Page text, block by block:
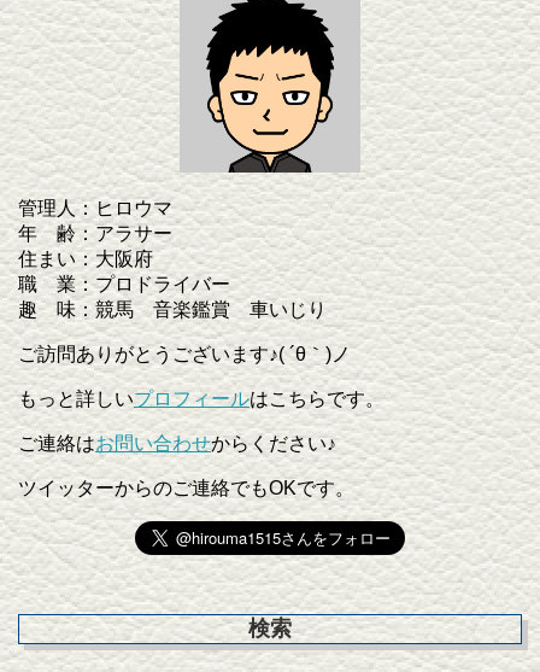
管理人：ヒロウマ
年 齢：アラサー
住まい：大阪府
職 業：プロドライバー
趣 味：競馬 音楽鑑賞 車いじり
ご訪問ありがとうございます♪( ´θ｀)ノ
もっと詳しいプロフィールはこちらです。
ご連絡はお問い合わせからください♪
ツイッターからのご連絡でもOKです。
検索